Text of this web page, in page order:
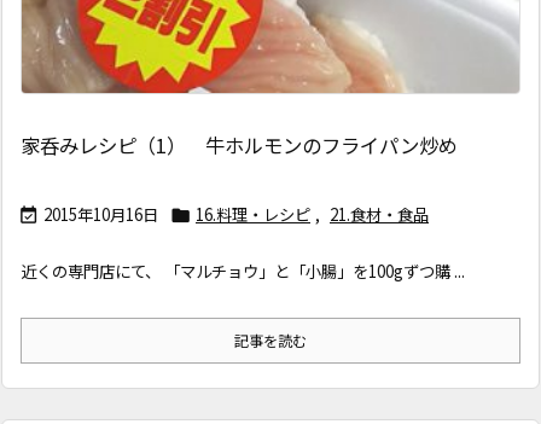
家呑みレシピ（1） 牛ホルモンのフライパン炒め
 2015年10月16日  16.料理・レシピ , 21.食材・食品
近くの専門店にて、 「マルチョウ」と「小腸」を100gずつ購 ...
記事を読む